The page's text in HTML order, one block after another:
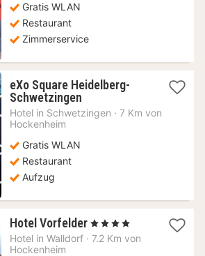
€
Gratis WLAN
Restaurant
Zimmerservice
eXo Square Heidelberg-
Schwetzingen1
Nacht
Hotel in Schwetzingen · 7 Km von
Hockenheim
Gratis WLAN
Restaurant
Aufzug
Hotel Vorfelder 1
Nacht
, 4 Sterne
Hotel in Walldorf · 7.2 Km von
Hockenheim